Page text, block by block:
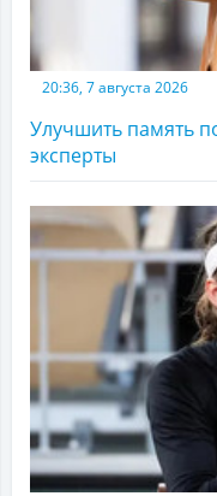
20:36, 7 августа 2026
Улучшить память
эксперты